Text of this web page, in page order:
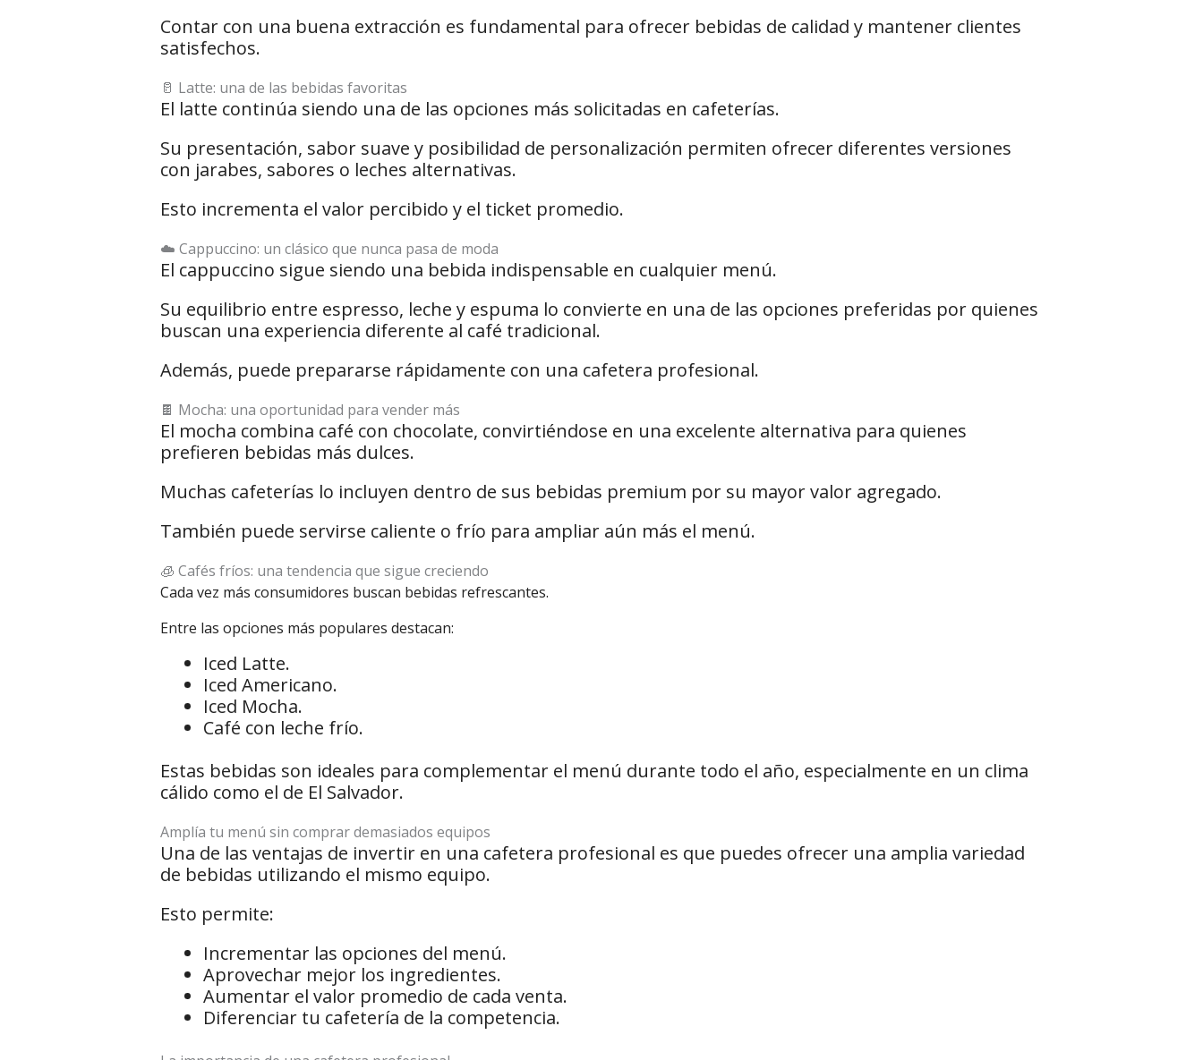
Contar con una buena extracción es fundamental para ofrecer bebidas de calidad y mantener clientes
satisfechos.
🥛 Latte: una de las bebidas favoritas
El latte continúa siendo una de las opciones más solicitadas en cafeterías.
Su presentación, sabor suave y posibilidad de personalización permiten ofrecer diferentes versiones
con jarabes, sabores o leches alternativas.
Esto incrementa el valor percibido y el ticket promedio.
☁️ Cappuccino: un clásico que nunca pasa de moda
El cappuccino sigue siendo una bebida indispensable en cualquier menú.
Su equilibrio entre espresso, leche y espuma lo convierte en una de las opciones preferidas por quienes
buscan una experiencia diferente al café tradicional.
Además, puede prepararse rápidamente con una cafetera profesional.
🍫 Mocha: una oportunidad para vender más
El mocha combina café con chocolate, convirtiéndose en una excelente alternativa para quienes
prefieren bebidas más dulces.
Muchas cafeterías lo incluyen dentro de sus bebidas premium por su mayor valor agregado.
También puede servirse caliente o frío para ampliar aún más el menú.
🧊 Cafés fríos: una tendencia que sigue creciendo
Cada vez más consumidores buscan bebidas refrescantes.
Entre las opciones más populares destacan:
Iced Latte.
Iced Americano.
Iced Mocha.
Café con leche frío.
Estas bebidas son ideales para complementar el menú durante todo el año, especialmente en un clima
cálido como el de El Salvador.
Amplía tu menú sin comprar demasiados equipos
Una de las ventajas de invertir en una cafetera profesional es que puedes ofrecer una amplia variedad
de bebidas utilizando el mismo equipo.
Esto permite:
Incrementar las opciones del menú.
Aprovechar mejor los ingredientes.
Aumentar el valor promedio de cada venta.
Diferenciar tu cafetería de la competencia.